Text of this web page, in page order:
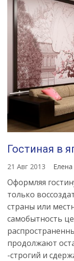
Гостиная в
21 Авг 2013
Оформляя
только
страны или
самобытность
продолжают
-строгий и